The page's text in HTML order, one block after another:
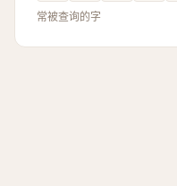
常被查询的字